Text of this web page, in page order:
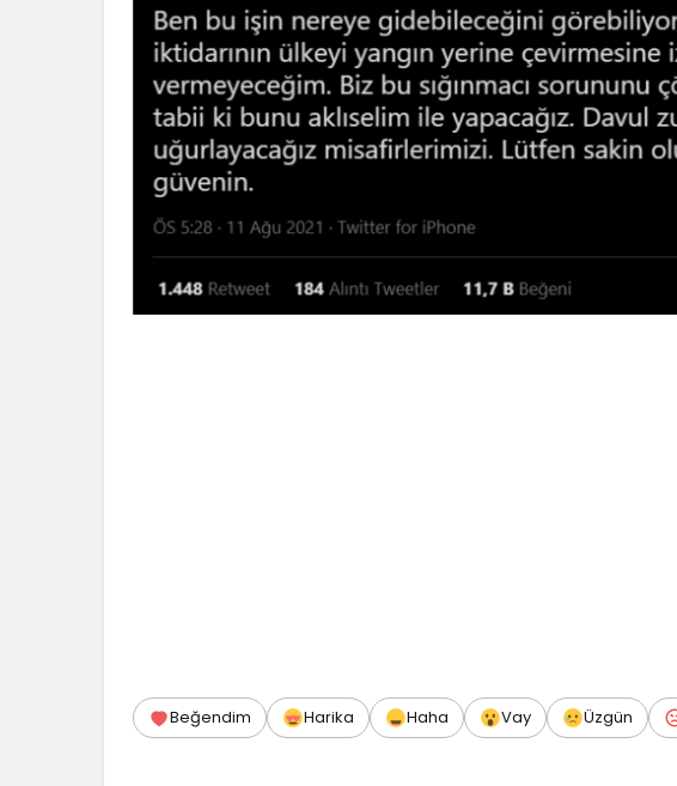
Beğendim Harika Haha Vay Üzgün